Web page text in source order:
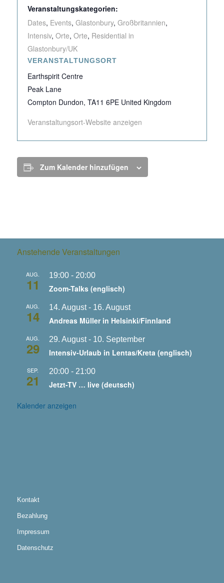
Veranstaltungskategorien:
Dates, Events, Glastonbury, Großbritannien,
Intensiv, Orte, Orte, Residential in
Glastonbury/UK
VERANSTALTUNGSORT
Earthspirit Centre
Peak Lane
Compton Dundon, TA11 6PE United Kingdom
Veranstaltungsort-Website anzeigen
Zum Kalender hinzufügen
Anstehende Veranstaltungen
AUG.
11
19:00- 20:00
Zoom-Talks (englisch)
AUG.
14
14. August- 16. August
Andreas Müller in Helsinki/Finnland
AUG.
29
29. August- 10. September
Intensiv-Urlaub in Lentas/Kreta (englisch)
SEP.
21
20:00- 21:00
Jetzt-TV … live (deutsch)
Kalender anzeigen
Kontakt
Bezahlung
Impressum
Datenschutz